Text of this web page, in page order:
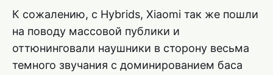
К сожалению, с Hybrids, Xiaomi так же пошли
на поводу массовой публики и
оттюнинговали наушники в сторону весьма
темного звучания с доминированием баса